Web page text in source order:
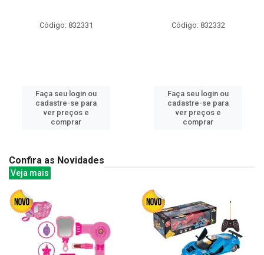
Código: 832331
Faça seu login ou
cadastre-se para
ver preços e
comprar
Código: 832332
Faça seu login ou
cadastre-se para
ver preços e
comprar
Confira as Novidades
Veja mais